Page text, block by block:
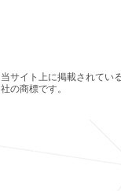
当サイト上に掲載されてい
社の商標です。